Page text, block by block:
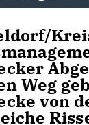
Weg
von